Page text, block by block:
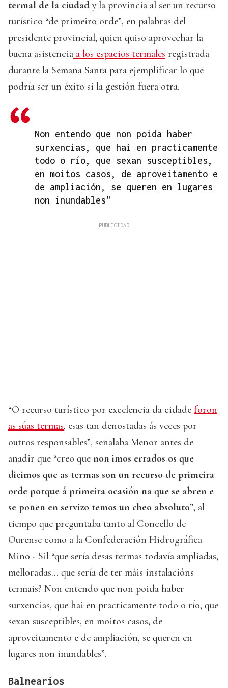
termal de la ciudad y la provincia al ser un recurso
turístico “de primeiro orde”, en palabras del
presidente provincial, quien quiso aprovechar la
buena asistencia a los espacios termales registrada
durante la Semana Santa para ejemplificar lo que
podría ser un éxito si la gestión fuera otra.
Non entendo que non poida haber
surxencias, que hai en practicamente
todo o río, que sexan susceptibles,
en moitos casos, de aproveitamento e
de ampliación, se queren en lugares
non inundables"
“O recurso turístico por excelencia da cidade foron
as súas termas, esas tan denostadas ás veces por
outros responsables”, señalaba Menor antes de
añadir que “creo que non imos errados os que
dicimos que as termas son un recurso de primeira
orde porque á primeira ocasión na que se abren e
se poñen en servizo temos un cheo absoluto”, al
tiempo que preguntaba tanto al Concello de
Ourense como a la Confederación Hidrográfica
Miño - Sil “que sería desas termas todavía ampliadas,
melloradas... que sería de ter máis instalacións
termais? Non entendo que non poida haber
surxencias, que hai en practicamente todo o río, que
sexan susceptibles, en moitos casos, de
aproveitamento e de ampliación, se queren en
lugares non inundables”.
Balnearios